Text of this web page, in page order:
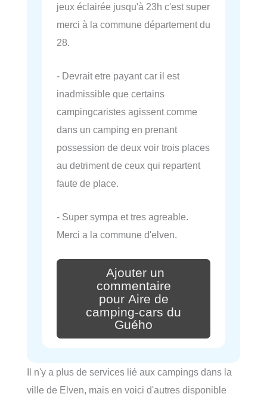
jeux éclairée jusqu'à 23h c'est super
merci à la commune département du
28.
- Devrait etre payant car il est
inadmissible que certains
campingcaristes agissent comme
dans un camping en prenant
possession de deux voir trois places
au detriment de ceux qui repartent
faute de place.
- Super sympa et tres agreable.
Merci a la commune d'elven.
Ajouter un
commentaire
pour Aire de
camping-cars du
Guého
Il n'y a plus de services lié aux campings dans la
ville de Elven, mais en voici d'autres disponible